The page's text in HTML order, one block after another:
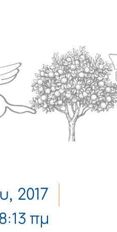
2017
πμ